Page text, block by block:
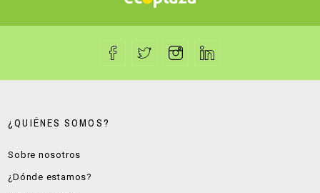
¿QUIÉNES SOMOS?
Sobre nosotros
¿Dónde estamos?